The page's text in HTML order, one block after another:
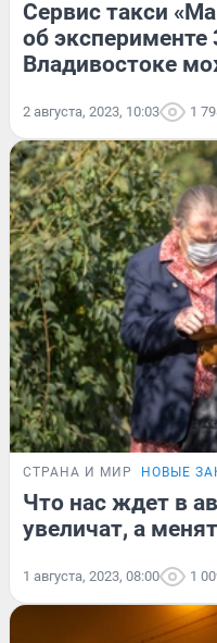
Сервис такси
об
Владивостоке
2 августа, 2023, 10:03 1
СТРАНА И МИР НОВЫЕ
Что нас ждет в
увеличат, а
1 августа, 2023, 08:00 1